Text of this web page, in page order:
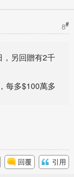
8#
，另回贈有2千
每多$100萬多
回覆 引用